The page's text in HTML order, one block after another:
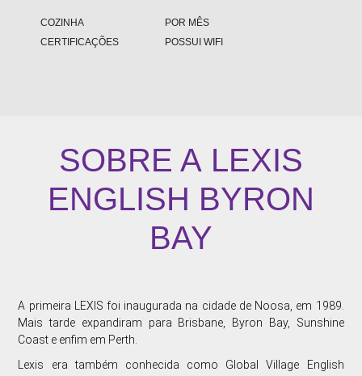
COZINHA
POR MÊS
CERTIFICAÇÕES
POSSUI WIFI
SOBRE A LEXIS
ENGLISH BYRON
BAY
A primeira LEXIS foi inaugurada na cidade de Noosa, em 1989.
Mais tarde expandiram para Brisbane, Byron Bay, Sunshine
Coast e enfim em Perth.
Lexis era também conhecida como Global Village English